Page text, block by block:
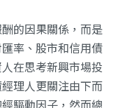
的因果關係，而是
率、股市和信用債
在思考新興市場投
理人更關注由下而